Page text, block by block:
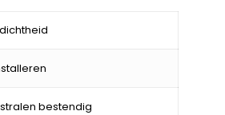
bestendig